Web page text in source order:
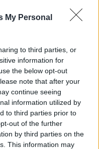
My Personal
to third parties, or
information for
the below opt-out
note that after your
continue seeing
information utilized by
to third parties prior to
out of the further
by third parties on the
This information may
Κρητικός